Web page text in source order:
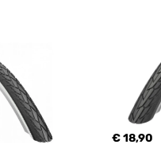
€ 18,90